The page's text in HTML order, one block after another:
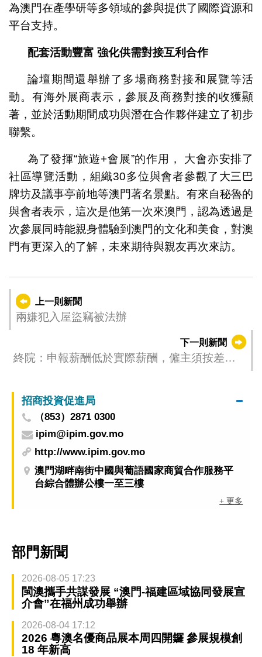
為澳門在產學研等多領域的參與提供了國際資源和
平台支持。
配套活動豐富 強化供需對接互利合作
論壇期間還舉辦了多場商務對接和展覽等活
動。有海外展商表示，參展及商務對接的收獲顯
著，並於活動期間成功與潛在合作夥伴建立了初步
聯繫。
為了發揮“旅遊+會展”的作用， 大會亦安排了
社區導覽活動，組織30多位與會者參觀了大三巴
牌坊及議事亭前地等澳門著名景點。有來自秘魯的
與會者表示，這次是他第一次來澳門，認為透過是
次參展同時能親身體驗到澳門的文化和美食，對澳
門有更深入的了解，未來期待與親友再次來訪。
上一則新聞
兩嫌犯入屋盜竊被法辦
下一則新聞
終院：申報薪酬低於實際薪酬，僱主須按差額
招商投資促進局
（853）2871 0300
ipim@ipim.gov.mo
http://www.ipim.gov.mo
澳門湖畔南街中國與葡語國家商貿合作服務平
台綜合體辦公樓一至三樓
+ 更多
部門新聞
2026-08-05 17:23
閩澳攜手共謀發展 “澳門-福建區域協同發展宣
介會”在福州成功舉辦
2026-08-04 17:12
2026 粵澳名優商品展本周四開鑼 參展規模創
18 年新高